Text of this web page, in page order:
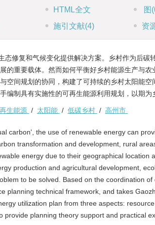
HTML全文 图
施引文献(4) 资
态修复和气候变化提供解决方案。乡村作为后
的重要载体。然而如何平衡好乡村能源生产与
空间规划的协同，构建了可持续的乡村太阳能
编制具有实施性的可再生能源利用规划，以期为
生能源 / 太阳能 / 低碳乡村 / 高州市
carbon', the use of renewable energy can
transformation and development, rural
energy due to their geographical location
production and agricultural development,
to be solved. Based on the coordination
planning technical framework, and takes
utilization plan from three aspects:
provide planning theory support and practical